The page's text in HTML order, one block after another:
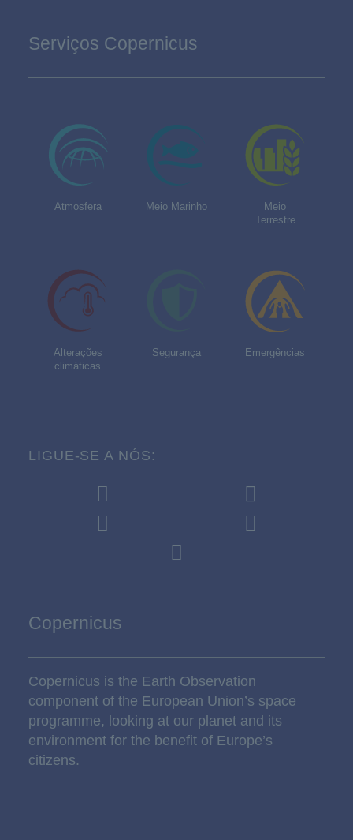
Serviços Copernicus
Atmosfera Meio Marinho
Meio
Terrestre
Alterações
climáticas
Segurança Emergências
LIGUE-SE A NÓS:
Copernicus
Copernicus is the Earth Observation
component of the European Union’s space
programme, looking at our planet and its
environment for the benefit of Europe’s
citizens.